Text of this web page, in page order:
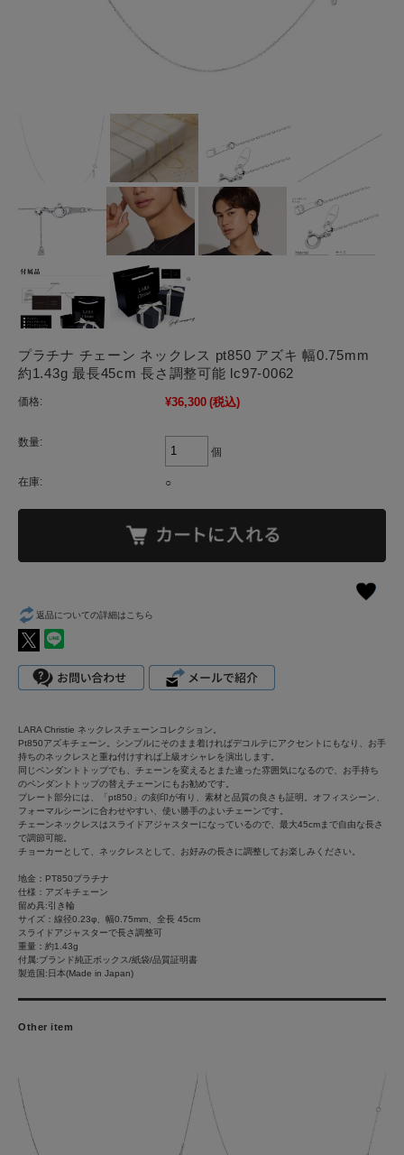
プラチナ チェーン ネックレス pt850 アズキ 幅0.75mm
約1.43g 最長45cm 長さ調整可能 lc97-0062
価格: ¥36,300 (税込)
数量:
個
在庫: ○
返品についての詳細はこちら
LARA Christie ネックレスチェーンコレクション。
Pt850アズキチェーン。シンプルにそのまま着ければデコルテにアクセントにもなり、お手
持ちのネックレスと重ね付けすれば上級オシャレを演出します。
同じペンダントトップでも、チェーンを変えるとまた違った雰囲気になるので、お手持ち
のペンダントトップの替えチェーンにもお勧めです。
プレート部分には、「pt850」の刻印が有り、素材と品質の良さも証明。オフィスシーン、
フォーマルシーンに合わせやすい、使い勝手のよいチェーンです。
チェーンネックレスはスライドアジャスターになっているので、最大45cmまで自由な長さ
で調節可能。
チョーカーとして、ネックレスとして、お好みの長さに調整してお楽しみください。
地金：PT850プラチナ
仕様：アズキチェーン
留め具:引き輪
サイズ：線径0.23φ、幅0.75mm、全長 45cm
スライドアジャスターで長さ調整可
重量：約1.43g
付属:ブランド純正ボックス/紙袋/品質証明書
製造国:日本(Made in Japan)
Other item